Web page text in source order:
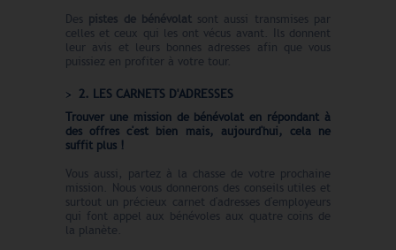
Des pistes de bénévolatsont aussi transmises par
celles et ceux qui les ont vécus avant. Ils donnent
leur avis et leurs bonnes adresses afin que vous
puissiez en profiter à votre tour.
2. LES CARNETS D'ADRESSES
Trouver une mission de bénévolat en répondant à
des offres c'est bien mais, aujourd'hui, cela ne
suffit plus !
Vous aussi, partez à la chasse de votre prochaine
mission. Nous vous donnerons des conseils utiles et
surtout un précieux carnet d'adresses d'employeurs
qui font appel aux bénévoles aux quatre coins de
la planète.